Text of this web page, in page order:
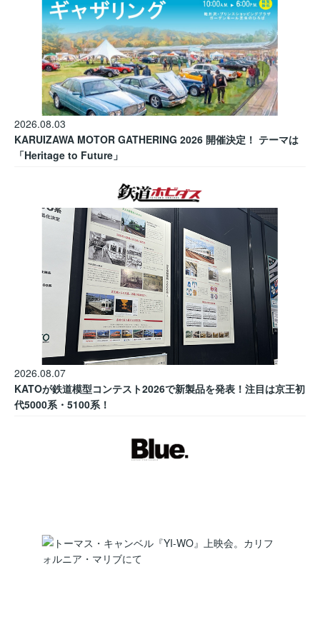
2026.08.03
KARUIZAWA MOTOR GATHERING 2026 開催決定！ テーマは
「Heritage to Future」
2026.08.07
KATOが鉄道模型コンテスト2026で新製品を発表！注目は京王初
代5000系・5100系！